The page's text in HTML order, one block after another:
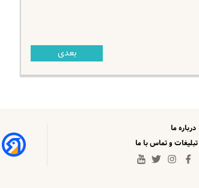
بعدی
درباره ما
تبلیغات و تماس با ما